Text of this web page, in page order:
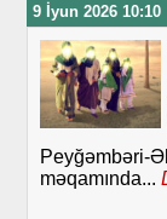
9 İyun 2026 10:10
Peyğəmbəri-
məqamında...